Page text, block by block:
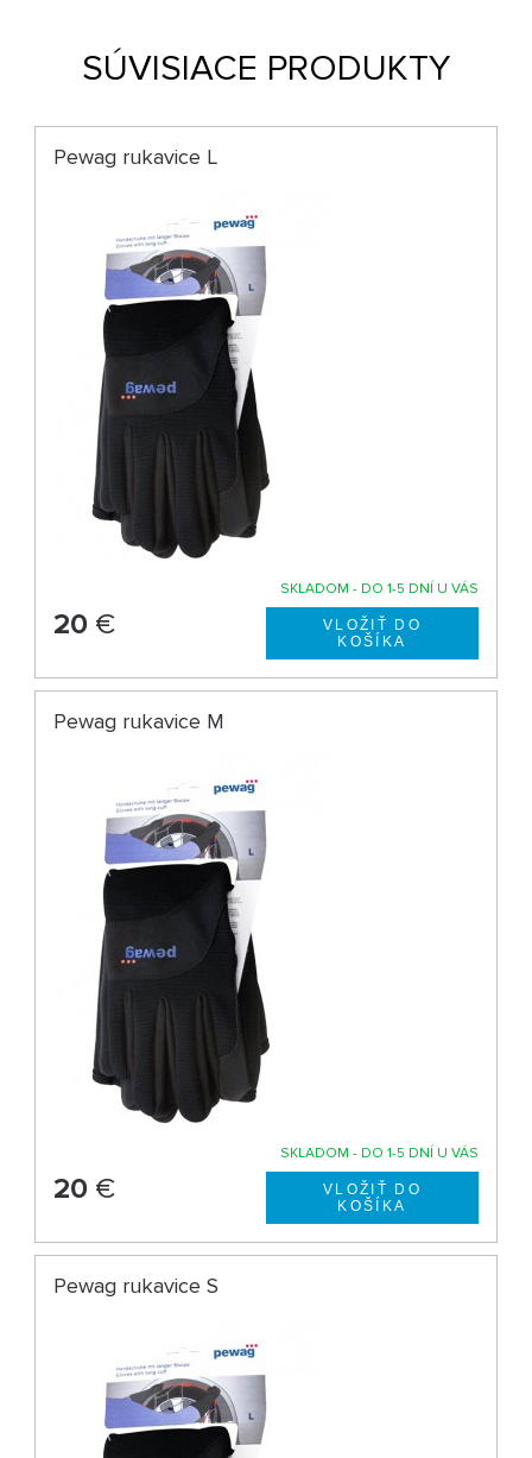
SÚVISIACE PRODUKTY
Pewag rukavice L
SKLADOM - DO 1-5 DNÍ U VÁS
20 €
Pewag rukavice M
SKLADOM - DO 1-5 DNÍ U VÁS
20 €
Pewag rukavice S